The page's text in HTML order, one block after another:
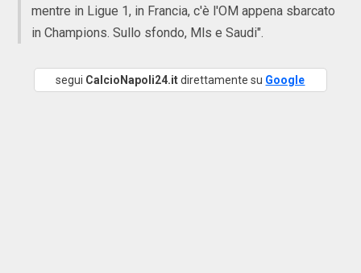
mentre in Ligue 1, in Francia, c'è l'OM appena sbarcato
in Champions. Sullo sfondo, Mls e Saudi".
segui CalcioNapoli24.itdirettamente su Google